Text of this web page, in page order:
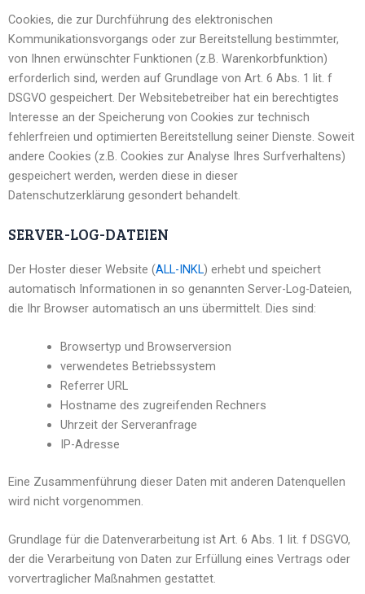
Cookies, die zur Durchführung des elektronischen
Kommunikationsvorgangs oder zur Bereitstellung bestimmter,
von Ihnen erwünschter Funktionen (z.B. Warenkorbfunktion)
erforderlich sind, werden auf Grundlage von Art. 6 Abs. 1 lit. f
DSGVO gespeichert. Der Websitebetreiber hat ein berechtigtes
Interesse an der Speicherung von Cookies zur technisch
fehlerfreien und optimierten Bereitstellung seiner Dienste. Soweit
andere Cookies (z.B. Cookies zur Analyse Ihres Surfverhaltens)
gespeichert werden, werden diese in dieser
Datenschutzerklärung gesondert behandelt.
SERVER-LOG-DATEIEN
Der Hoster dieser Website (ALL-INKL) erhebt und speichert
automatisch Informationen in so genannten Server-Log-Dateien,
die Ihr Browser automatisch an uns übermittelt. Dies sind:
Browsertyp und Browserversion
verwendetes Betriebssystem
Referrer URL
Hostname des zugreifenden Rechners
Uhrzeit der Serveranfrage
IP-Adresse
Eine Zusammenführung dieser Daten mit anderen Datenquellen
wird nicht vorgenommen.
Grundlage für die Datenverarbeitung ist Art. 6 Abs. 1 lit. f DSGVO,
der die Verarbeitung von Daten zur Erfüllung eines Vertrags oder
vorvertraglicher Maßnahmen gestattet.